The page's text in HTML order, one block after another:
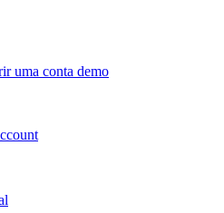
uma conta demo